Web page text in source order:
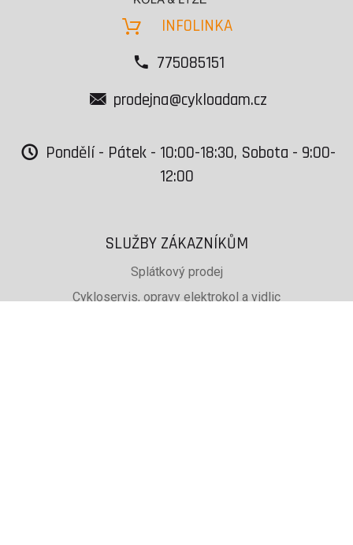
INFOLINKA
775085151
prodejna@cykloadam.cz
Pondělí - Pátek - 10:00-18:30, Sobota - 9:00-
12:00
SLUŽBY ZÁKAZNÍKŮM
Splátkový prodej
Cykloservis, opravy elektrokol a vidlic